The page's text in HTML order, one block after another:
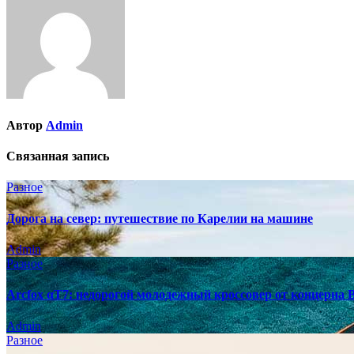
Автор Admin
Связанная запись
Разное
Дорога на север: путешествие по Карелии на машине
Admin
Разное
Arcfox αT7: недорогой молодежный кроссовер от концерна
Admin
Разное